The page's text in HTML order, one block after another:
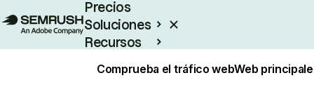
Precios
Soluciones
Recursos
Comprueba el tráfico webWeb